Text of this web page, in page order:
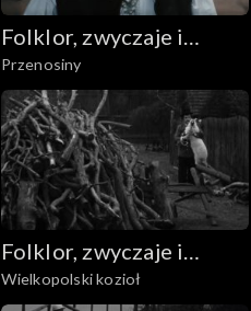
Folklor, zwyczaje i
sztuka ludowa
Przenosiny
Folklor, zwyczaje i
sztuka ludowa
Wielkopolski kozioł